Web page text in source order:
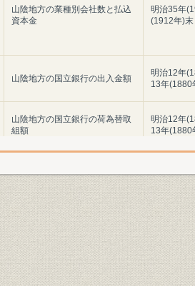
山陰地方の業種別会社数と払込
資本金
明治35年
(1912年)末
山陰地方の国立銀行の出入金額
明治12年
13年(1880
山陰地方の国立銀行の荷為替取
組額
明治12年
13年(1880
各国立銀行の営業初年度の主要
計数
明治11年
(1879年)